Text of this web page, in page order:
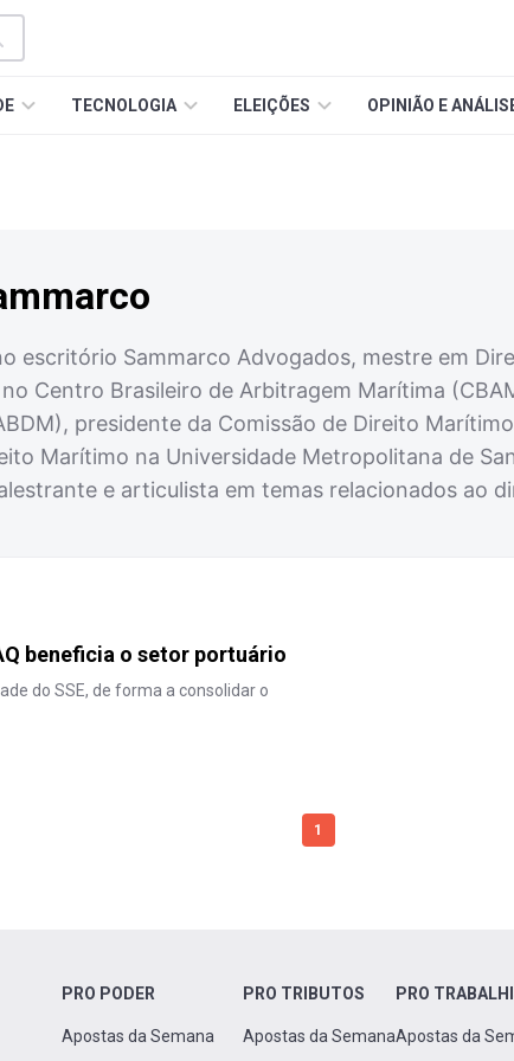
TECNOLOGIA ELEIÇÕES OPINIÃO E
escritório Sammarco Advogados, mestre em
Centro Brasileiro de Arbitragem Marítima
presidente da Comissão de Direito
Marítimo na Universidade Metropolitana de
e articulista em temas relacionados ao
beneficia o setor portuário
do SSE, de forma a consolidar o
1
PRO PODER
Apostas da Semana
PRO TRIBUTOS
Apostas da Semana
PRO
Apostas da